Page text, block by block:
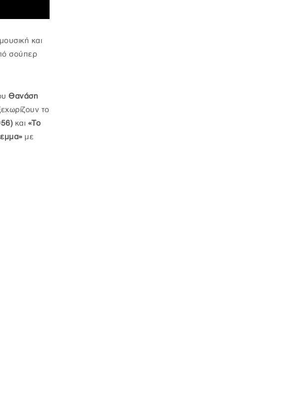
και
σούπερ
Θανάση
το
και «Το
με